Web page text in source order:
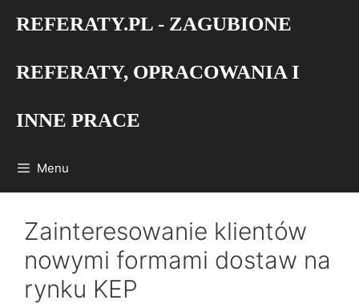
REFERATY.PL - ZAGUBIONE
REFERATY, OPRACOWANIA I
INNE PRACE
Menu
Zainteresowanie klientów
nowymi formami dostaw na
rynku KEP